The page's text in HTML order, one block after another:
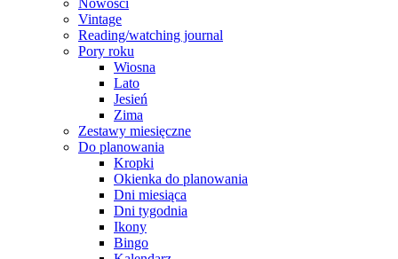
Nowości
Vintage
Reading/watching journal
Pory roku
Wiosna
Lato
Jesień
Zima
Zestawy miesięczne
Do planowania
Kropki
Okienka do planowania
Dni miesiąca
Dni tygodnia
Ikony
Bingo